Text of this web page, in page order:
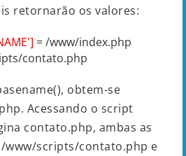
retornarão os valores:
= /www/index.php
contato.php
obtem-se
Acessando o script
contato.php, ambas as
www/scripts/contato.php e